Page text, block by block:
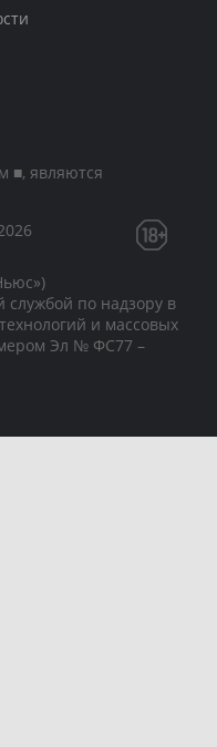
■, являются
службой по надзору в
и массовых
Эл № ФС77 –